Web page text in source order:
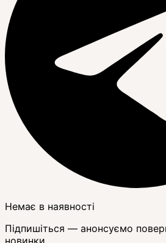
Немає в наявності
Підпишіться — анонсуємо
новинки